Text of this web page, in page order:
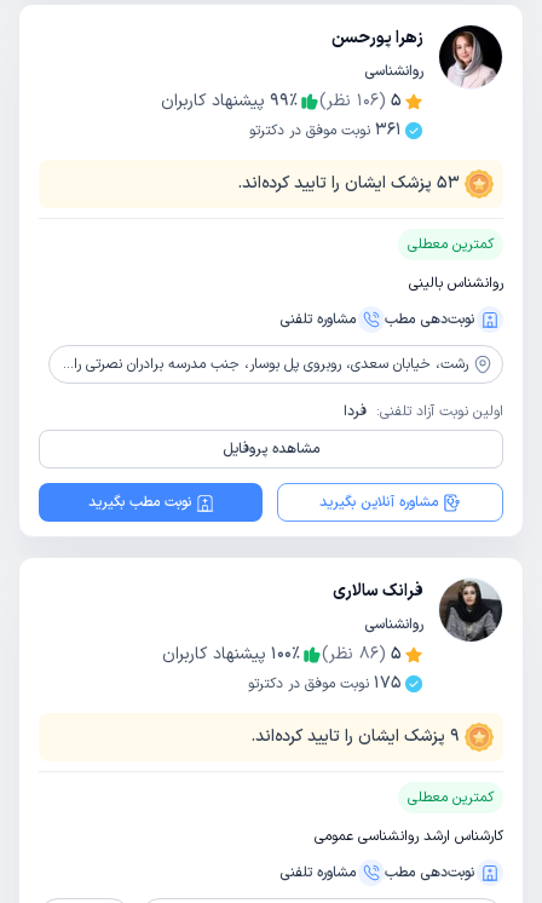
زهرا پورحسن
روانشناسی
5
(
106 نظر) 99٪
پیشنهاد کاربران
361 نوبت موفق در دکترتو
53 پزشک ایشان را تایید کرده‌اند.
کمترین معطلی
روانشناس بالینی
نوبت‌دهی مطب
مشاوره‌ تلفنی
رشت، خیابان سعدی، روبروی پل بوسار، جنب مدرسه برادران نصرتی راد، کلینیک طرح واره نو
اولین نوبت آزاد تلفنی: فردا
مشاهده پروفایل
مشاوره آنلاین بگیرید نوبت مطب بگیرید
فرانک سالاری
روانشناسی
5
(
86 نظر) 100٪
پیشنهاد کاربران
175 نوبت موفق در دکترتو
9 پزشک ایشان را تایید کرده‌اند.
کمترین معطلی
کارشناس ارشد روانشناسی عمومی
نوبت‌دهی مطب
مشاوره‌ تلفنی